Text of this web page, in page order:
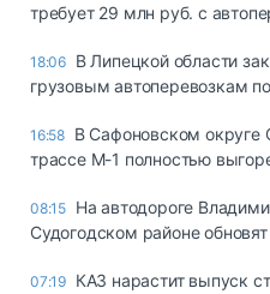
требует 29 млн руб. с
18:06 В Липецкой области
грузовым автоперевозкам
16:58 В Сафоновском округе
трассе М-1 полностью
08:15 На автодороге
Судогодском районе
07:19 КАЗ нарастит выпуск